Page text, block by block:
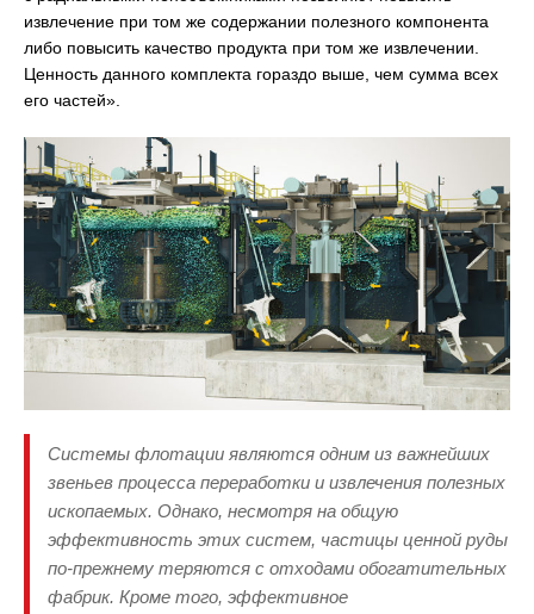
извлечение при том же содержании полезного компонента
либо повысить качество продукта при том же извлечении.
Ценность данного комплекта гораздо выше, чем сумма всех
его частей».
Системы флотации являются одним из важнейших
звеньев процесса переработки и извлечения полезных
ископаемых. Однако, несмотря на общую
эффективность этих систем, частицы ценной руды
по-прежнему теряются с отходами обогатительных
фабрик. Кроме того, эффективное